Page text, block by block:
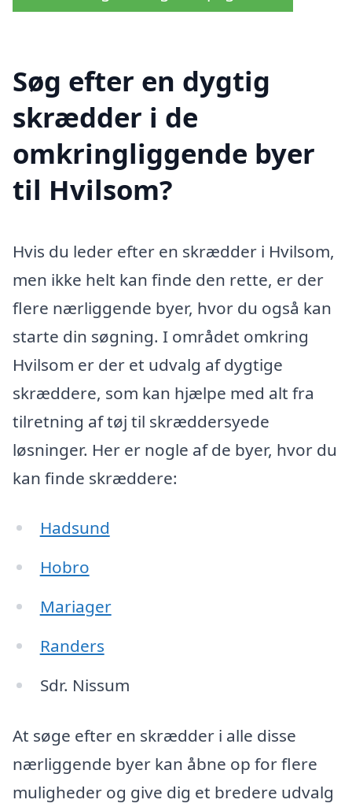
Søg efter en dygtig
skrædder i de
omkringliggende byer
til Hvilsom?
Hvis du leder efter en skrædder i Hvilsom,
men ikke helt kan finde den rette, er der
flere nærliggende byer, hvor du også kan
starte din søgning. I området omkring
Hvilsom er der et udvalg af dygtige
skræddere, som kan hjælpe med alt fra
tilretning af tøj til skræddersyede
løsninger. Her er nogle af de byer, hvor du
kan finde skræddere:
Hadsund
Hobro
Mariager
Randers
Sdr. Nissum
At søge efter en skrædder i alle disse
nærliggende byer kan åbne op for flere
muligheder og give dig et bredere udvalg